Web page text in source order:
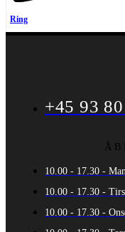
Ring
+45 93
10.00 - 17.30 -
10.00 - 17.30 -
10.00 - 17.30 -